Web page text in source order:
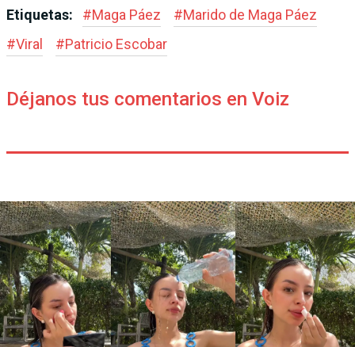
Etiquetas: #Maga Páez #Marido de Maga Páez
#Viral #Patricio Escobar
Déjanos tus comentarios en Voiz